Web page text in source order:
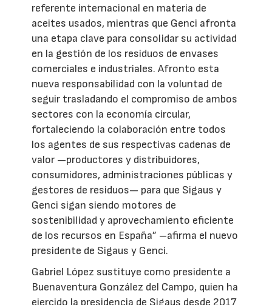
referente internacional en materia de
aceites usados, mientras que Genci afronta
una etapa clave para consolidar su actividad
en la gestión de los residuos de envases
comerciales e industriales. Afronto esta
nueva responsabilidad con la voluntad de
seguir trasladando el compromiso de ambos
sectores con la economía circular,
fortaleciendo la colaboración entre todos
los agentes de sus respectivas cadenas de
valor —productores y distribuidores,
consumidores, administraciones públicas y
gestores de residuos— para que Sigaus y
Genci sigan siendo motores de
sostenibilidad y aprovechamiento eficiente
de los recursos en España” –afirma el nuevo
presidente de Sigaus y Genci.
Gabriel López sustituye como presidente a
Buenaventura González del Campo, quien ha
ejercido la presidencia de Sigaus desde 2017